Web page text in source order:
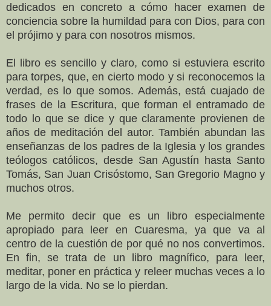
dedicados en concreto a cómo hacer examen de
conciencia sobre la humildad para con Dios, para con
el prójimo y para con nosotros mismos.
El libro es sencillo y claro, como si estuviera escrito
para torpes, que, en cierto modo y si reconocemos la
verdad, es lo que somos. Además, está cuajado de
frases de la Escritura, que forman el entramado de
todo lo que se dice y que claramente provienen de
años de meditación del autor. También abundan las
enseñanzas de los padres de la Iglesia y los grandes
teólogos católicos, desde San Agustín hasta Santo
Tomás, San Juan Crisóstomo, San Gregorio Magno y
muchos otros.
Me permito decir que es un libro especialmente
apropiado para leer en Cuaresma, ya que va al
centro de la cuestión de por qué no nos convertimos.
En fin, se trata de un libro magnífico, para leer,
meditar, poner en práctica y releer muchas veces a lo
largo de la vida. No se lo pierdan.